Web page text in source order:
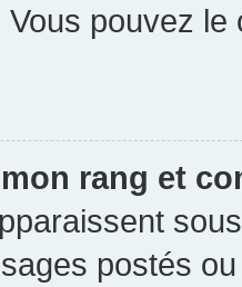
Vous pouvez
mon rang et
postés